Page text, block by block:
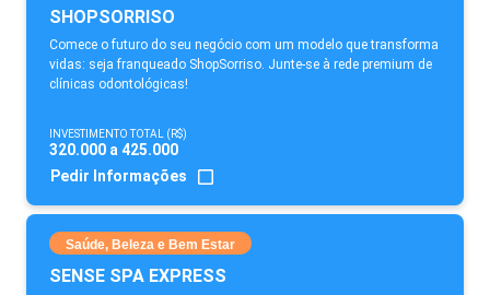
SHOPSORRISO
Comece o futuro do seu negócio com um modelo que transforma
vidas: seja franqueado ShopSorriso. Junte-se à rede premium de
clínicas odontológicas!
INVESTIMENTO TOTAL (R$)
320.000 a 425.000
Pedir Informações
Saúde, Beleza e Bem Estar
SENSE SPA EXPRESS